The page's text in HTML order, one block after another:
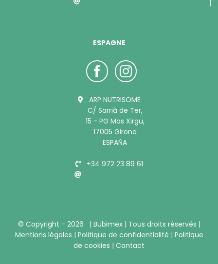
ESPAGNE
ARP NUTRISOME
C/ Sarrià de Ter,
15 - PG Mas Xirgu,
17005 Girona
ESPAÑA
+34 972 23 89 61
© Copyright - 2026 | Bubimex | Tous droits réservés |
Mentions légales | Politique de confidentialité | Politique
de cookies | Contact